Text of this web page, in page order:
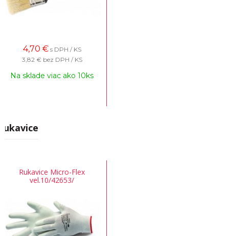
4,70 € s DPH / KS
3,82 € bez DPH / KS
Na sklade viac ako 10ks
Rukavice Micro-Flex
vel.10/42653/